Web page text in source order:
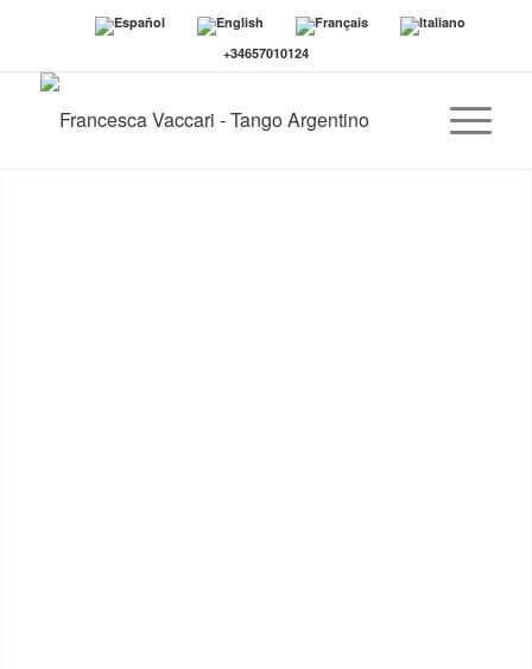
+34657010124